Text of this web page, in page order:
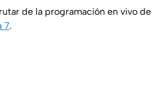
de la programación en vivo de
7.